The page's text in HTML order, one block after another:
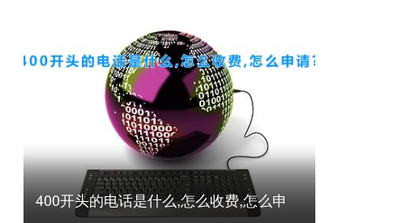
400开头的电话是什么,怎么收费,怎么申